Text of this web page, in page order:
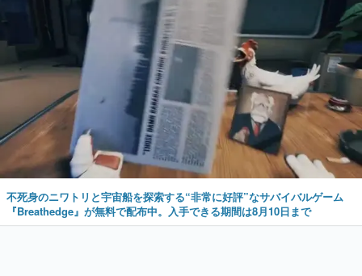
不死身のニワトリと宇宙船を探索する“非常に好評”なサバイバルゲーム
『Breathedge』が無料で配布中。入手できる期間は8月10日まで